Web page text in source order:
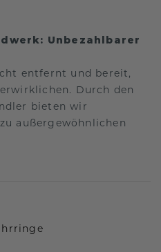
Unbezahlbarer
entfernt und bereit,
Durch den
bieten wir
außergewöhnlichen